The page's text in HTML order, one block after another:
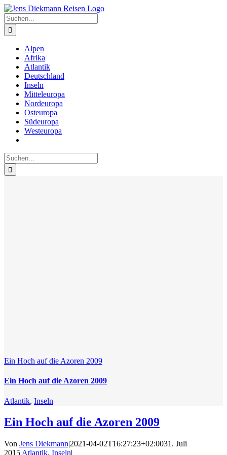
Zum
Inhalt
springen
Suche
nach:
Alpen
Afrika
Atlantik
Deutschland
Inseln
Mitteleuropa
Nordeuropa
Osteuropa
Südeuropa
Westeuropa
Suche
nach:
Ein Hoch auf die Azoren 2009
Ein Hoch auf die Azoren 2009
Atlantik, Inseln
Ein Hoch auf die Azoren 2009
Von Jens Diekmann|2021-04-02T16:27:23+02:0031. Juli
2015|Atlantik, Inseln|